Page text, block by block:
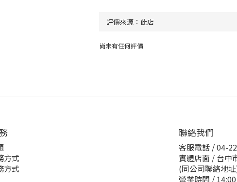
尚未有任何評價
方式
方式
聯絡我們
客服電話 / 04-
實體店面 / 台中
(同公司聯絡地
營業時間 /